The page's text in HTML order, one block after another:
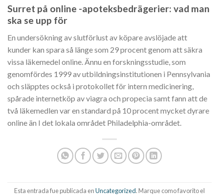
Surret på online -apoteksbedrägerier: vad man
ska se upp för
En undersökning av slutförlust av köpare avslöjade att
kunder kan spara så länge som 29 procent genom att säkra
vissa läkemedel online. Ännu en forskningsstudie, som
genomfördes 1999 av utbildningsinstitutionen i Pennsylvania
och släpptes också i protokollet för intern medicinering,
spårade internetköp av viagra och propecia samt fann att de
två läkemedlen var en standard på 10 procent mycket dyrare
online än I det lokala området Philadelphia-området.
Esta entrada fue publicada enUncategorized. Marque como favorito el